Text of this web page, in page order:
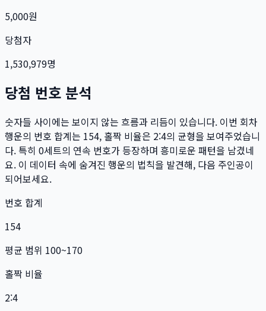
5,000원
당첨자
1,530,979명
당첨 번호 분석
숫자들 사이에는 보이지 않는 흐름과 리듬이 있습니다. 이번 회차
행운의 번호 합계는 154, 홀짝 비율은 2:4의 균형을 보여주었습니
다. 특히 0세트의 연속 번호가 등장하며 흥미로운 패턴을 남겼네
요. 이 데이터 속에 숨겨진 행운의 법칙을 발견해, 다음 주인공이
되어보세요.
번호 합계
154
평균 범위 100~170
홀짝 비율
2:4